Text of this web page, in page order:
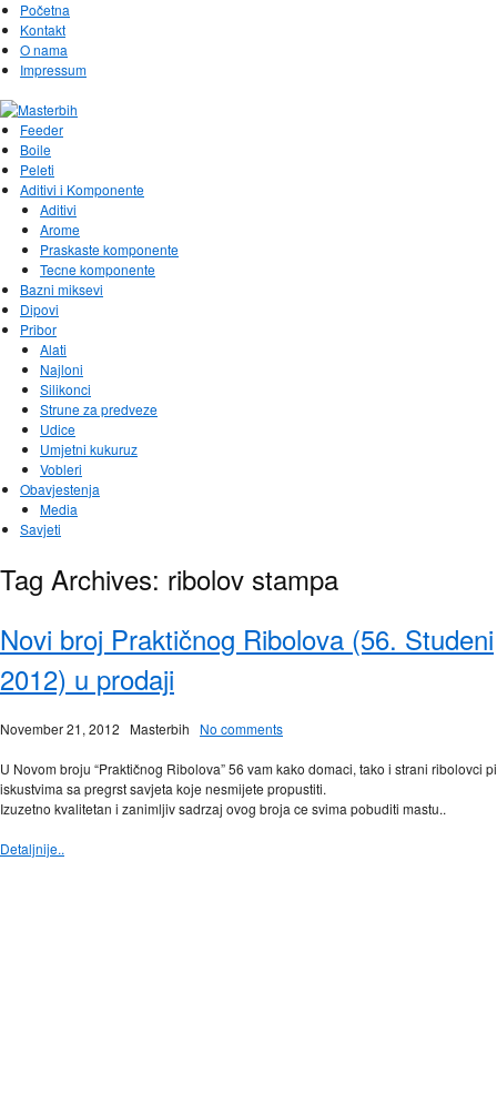
Početna
Kontakt
O nama
Impressum
Feeder
Boile
Peleti
Aditivi i Komponente
Aditivi
Arome
Praskaste komponente
Tecne komponente
Bazni miksevi
Dipovi
Pribor
Alati
Najloni
Silikonci
Strune za predveze
Udice
Umjetni kukuruz
Vobleri
Obavjestenja
Media
Savjeti
Tag Archives: ribolov stampa
Novi broj Praktičnog Ribolova (56. Studeni
2012) u prodaji
November 21, 2012 Masterbih No comments
U Novom broju “Praktičnog Ribolova” 56 vam kako domaci, tako i strani ribolovci
iskustvima sa pregrst savjeta koje nesmijete propustiti.
Izuzetno kvalitetan i zanimljiv sadrzaj ovog broja ce svima pobuditi mastu..
Detaljnije..